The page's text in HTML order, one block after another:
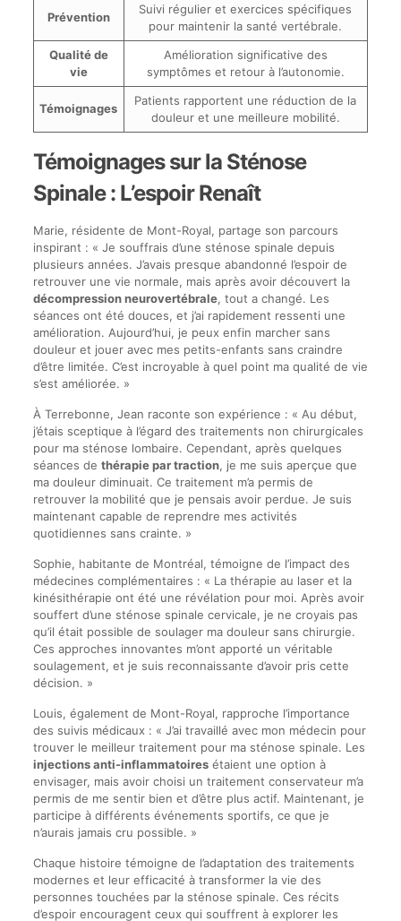
Prévention
Suivi régulier et exercices spécifiques
pour maintenir la santé vertébrale.
Qualité de
vie
Amélioration significative des
symptômes et retour à l’autonomie.
Témoignages
Patients rapportent une réduction de la
douleur et une meilleure mobilité.
Témoignages sur la Sténose
Spinale : L’espoir Renaît
Marie, résidente de Mont-Royal, partage son parcours
inspirant : « Je souffrais d’une sténose spinale depuis
plusieurs années. J’avais presque abandonné l’espoir de
retrouver une vie normale, mais après avoir découvert la
décompression neurovertébrale, tout a changé. Les
séances ont été douces, et j’ai rapidement ressenti une
amélioration. Aujourd’hui, je peux enfin marcher sans
douleur et jouer avec mes petits-enfants sans craindre
d’être limitée. C’est incroyable à quel point ma qualité de vie
s’est améliorée. »
À Terrebonne, Jean raconte son expérience : « Au début,
j’étais sceptique à l’égard des traitements non chirurgicales
pour ma sténose lombaire. Cependant, après quelques
séances de thérapie par traction, je me suis aperçue que
ma douleur diminuait. Ce traitement m’a permis de
retrouver la mobilité que je pensais avoir perdue. Je suis
maintenant capable de reprendre mes activités
quotidiennes sans crainte. »
Sophie, habitante de Montréal, témoigne de l’impact des
médecines complémentaires : « La thérapie au laser et la
kinésithérapie ont été une révélation pour moi. Après avoir
souffert d’une sténose spinale cervicale, je ne croyais pas
qu’il était possible de soulager ma douleur sans chirurgie.
Ces approches innovantes m’ont apporté un véritable
soulagement, et je suis reconnaissante d’avoir pris cette
décision. »
Louis, également de Mont-Royal, rapproche l’importance
des suivis médicaux : « J’ai travaillé avec mon médecin pour
trouver le meilleur traitement pour ma sténose spinale. Les
injections anti-inflammatoiresétaient une option à
envisager, mais avoir choisi un traitement conservateur m’a
permis de me sentir bien et d’être plus actif. Maintenant, je
participe à différents événements sportifs, ce que je
n’aurais jamais cru possible. »
Chaque histoire témoigne de l’adaptation des traitements
modernes et leur efficacité à transformer la vie des
personnes touchées par la sténose spinale. Ces récits
d’espoir encouragent ceux qui souffrent à explorer les